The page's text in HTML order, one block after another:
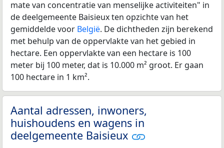
mate van concentratie van menselijke activiteiten" in
de deelgemeente Baisieux ten opzichte van het
gemiddelde voor België. De dichtheden zijn berekend
met behulp van de oppervlakte van het gebied in
hectare. Een oppervlakte van een hectare is 100
meter bij 100 meter, dat is 10.000 m² groot. Er gaan
100 hectare in 1 km².
Aantal adressen, inwoners,
huishoudens en wagens in
deelgemeente Baisieux